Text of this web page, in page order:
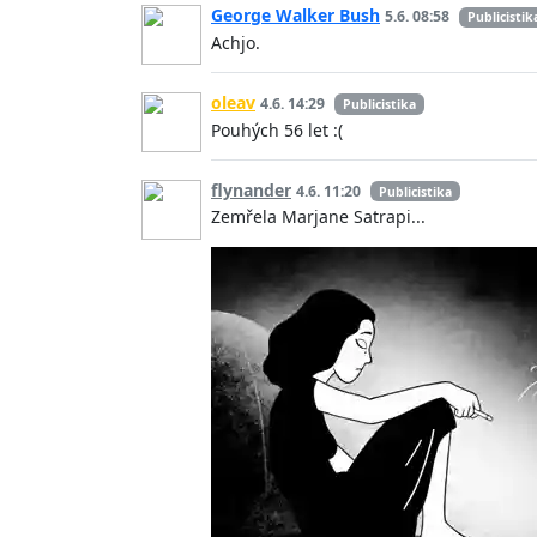
George Walker Bush 5.6. 08:58
Achjo.
oleav 4.6. 14:29 Publicistika
Pouhých 56 let :(
flynander 4.6. 11:20 Publicistika
Zemřela Marjane Satrapi...